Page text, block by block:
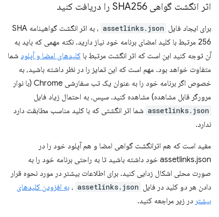
اثر انگشت گواهی SHA256 را دریافت کنید
برای ایجاد فایل assetlinks.json
، به اثر انگشت گواهینامه SHA
256 مرتبط با کلید امضای برنامه خود نیاز دارید. نکته مهمی که باید به
آن توجه کنید این است که اثر انگشت مرتبط با کلیدهای امضا و آپلود شما
متفاوت خواهد بود. مهم است که این تمایز را در نظر داشته باشید، به
خصوص اگر برنامه خود را به عنوان یک تب سفارشی Chrome (با نوار
مرورگر قابل مشاهده) مشاهده کنید. سپس، به احتمال زیاد فایل
assetlinks.json شما اثر انگشتی که با کلید مناسب مطابقت دارد
ندارد.
مفید است که هم اثرانگشت گواهی امضا و هم آپلود خود را در
assetlinks.json خود داشته باشید تا به راحتی برنامه خود را به
صورت محلی اشکال زدایی کنید. برای اطلاعات بیشتر در مورد نحوه قرار
دادن هر دو کلید در فایل assetlinks.json ، به افزودن کلیدهای
بیشتر در زیر مراجعه کنید.